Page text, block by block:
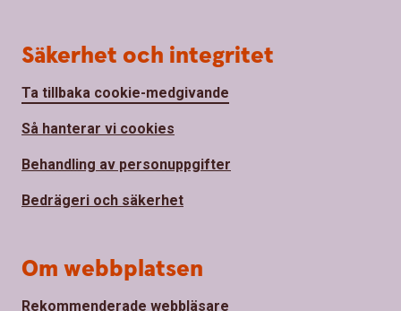
Säkerhet och integritet
Ta tillbaka cookie-medgivande
Så hanterar vi cookies
Behandling av personuppgifter
Bedrägeri och säkerhet
Om webbplatsen
Rekommenderade webbläsare